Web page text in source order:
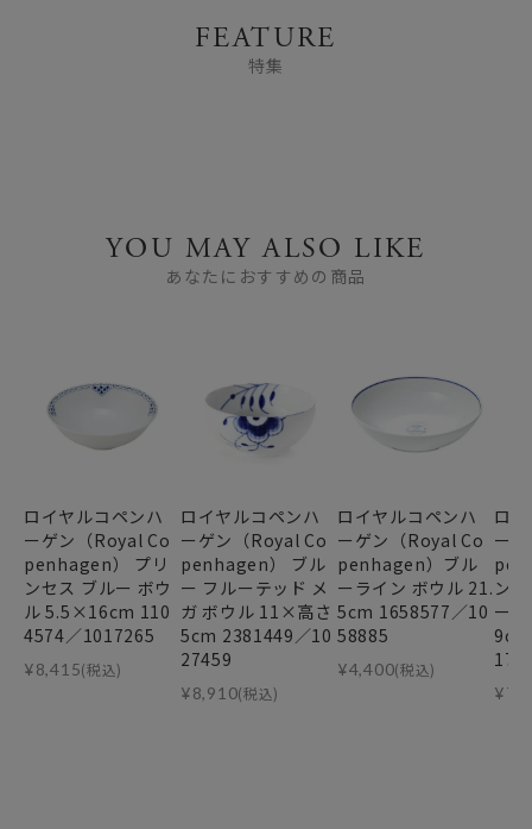
FEATURE
特集
YOU MAY ALSO LIKE
あなたにおすすめの商品
ロイヤルコペンハ
ーゲン（Royal Co
penhagen） プリ
ンセス ブルー ボウ
ル 5.5×16cm 110
4574／1017265
¥8,415(税込)
ロイヤルコペンハ
ーゲン（Royal Co
penhagen） ブル
ー フルーテッド メ
ガ ボウル 11×高さ
5cm 2381449／10
27459
¥8,910(税込)
ロイヤルコペンハ
ーゲン（Royal Co
penhagen）ブル
ーライン ボウル 21.
5cm 1658577／10
58885
¥4,400(税込)
ロ
ー
ン
ー
¥